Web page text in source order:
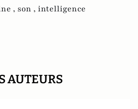
, son , intelligence
AUTEURS